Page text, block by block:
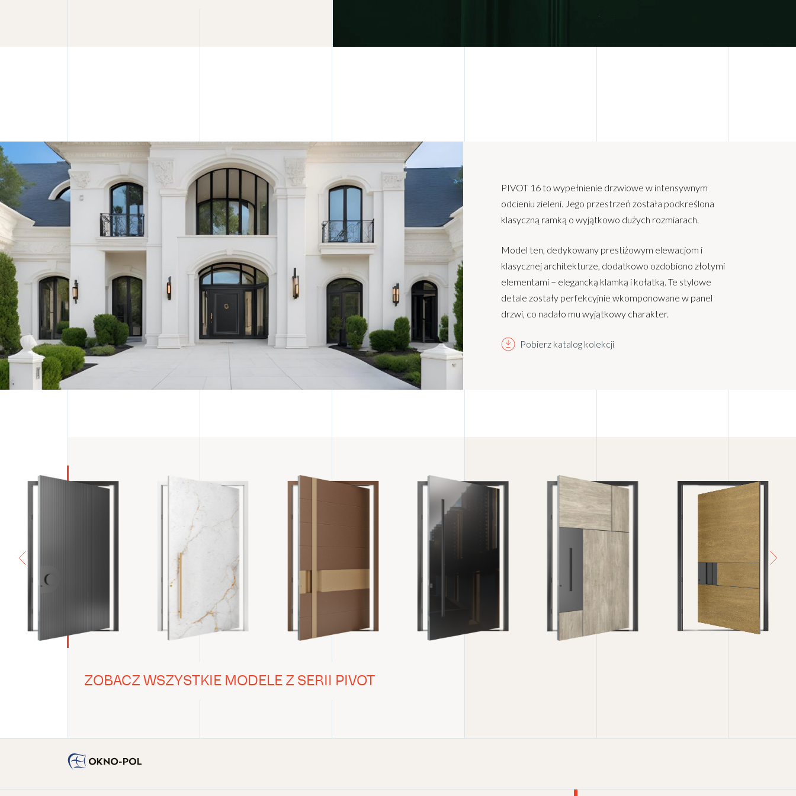
PIVOT 16 to wypełnienie drzwiowe w intensywnym
odcieniu zieleni. Jego przestrzeń została podkreślona
klasyczną ramką o wyjątkowo dużych rozmiarach.
Model ten, dedykowany prestiżowym elewacjom i
klasycznej architekturze, dodatkowo ozdobiono złotymi
elementami − elegancką klamką i kołatką. Te stylowe
detale zostały perfekcyjnie wkomponowane w panel
drzwi, co nadało mu wyjątkowy charakter.
Pobierz katalog kolekcji
ZOBACZ WSZYSTKIE MODELE Z SERII PIVOT